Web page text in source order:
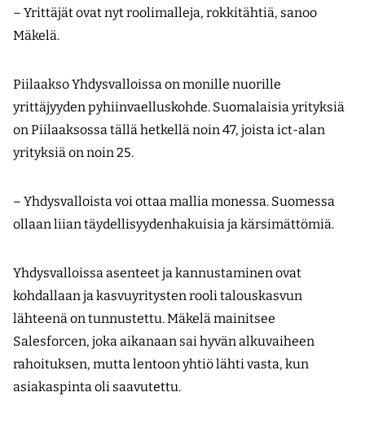
– Yrittäjät ovat nyt roolimalleja, rokkitähtiä, sanoo
Mäkelä.
Piilaakso Yhdysvalloissa on monille nuorille
yrittäjyyden pyhiinvaelluskohde. Suomalaisia yrityksiä
on Piilaaksossa tällä hetkellä noin 47, joista ict-alan
yrityksiä on noin 25.
– Yhdysvalloista voi ottaa mallia monessa. Suomessa
ollaan liian täydellisyydenhakuisia ja kärsimättömiä.
Yhdysvalloissa asenteet ja kannustaminen ovat
kohdallaan ja kasvuyritysten rooli talouskasvun
lähteenä on tunnustettu. Mäkelä mainitsee
Salesforcen, joka aikanaan sai hyvän alkuvaiheen
rahoituksen, mutta lentoon yhtiö lähti vasta, kun
asiakaspinta oli saavutettu.